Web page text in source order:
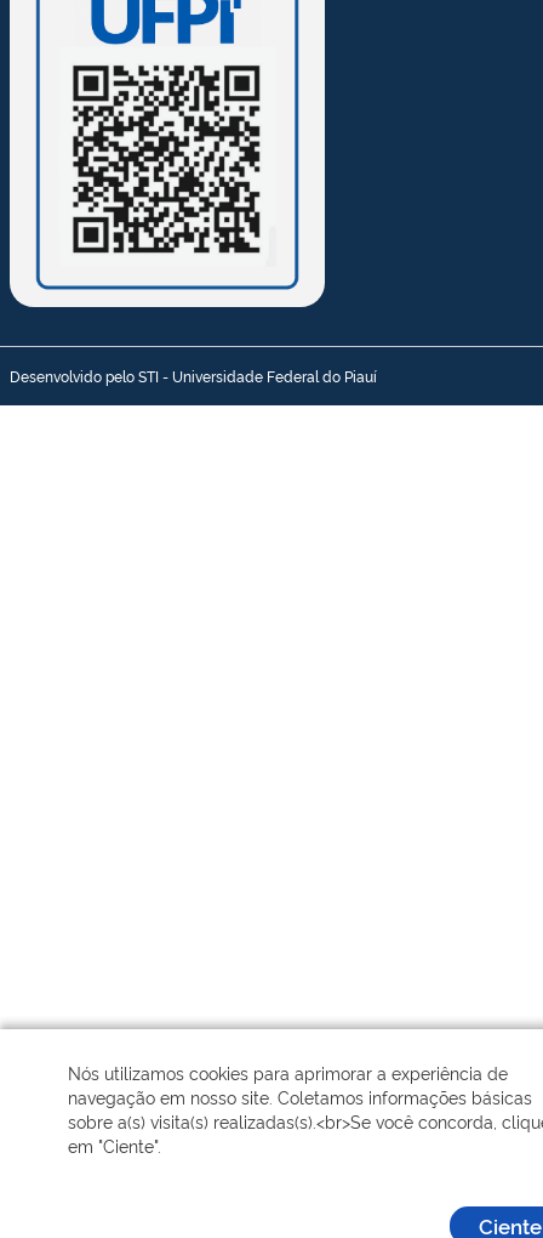
Desenvolvido pelo STI - Universidade Federal do Piauí
Nós utilizamos cookies para aprimorar a experiência de
navegação em nosso site. Coletamos informações básicas
sobre a(s) visita(s) realizadas(s).<br>Se você concorda,
em "Ciente".
Ciente